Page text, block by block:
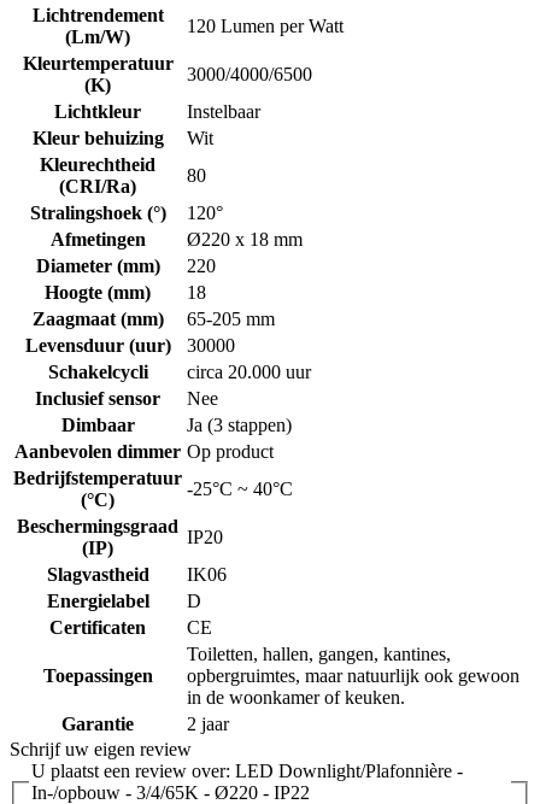
Lichtrendement
(Lm/W)
120 Lumen per Watt
Kleurtemperatuur
(K)
3000/4000/6500
Lichtkleur
Instelbaar
Kleur behuizing
Wit
Kleurechtheid
(CRI/Ra)
80
Stralingshoek (°)
120°
Afmetingen
Ø220 x 18 mm
Diameter (mm)
220
Hoogte (mm)
18
Zaagmaat (mm)
65-205 mm
Levensduur (uur)
30000
Schakelcycli
circa 20.000 uur
Inclusief sensor
Nee
Dimbaar
Ja (3 stappen)
Aanbevolen dimmer Op product
Bedrijfstemperatuur
(°C)
-25°C ~ 40°C
Beschermingsgraad
(IP)
IP20
Slagvastheid
IK06
Energielabel
D
Certificaten
CE
Toepassingen
Toiletten, hallen, gangen, kantines,
opbergruimtes, maar natuurlijk ook gewoon
in de woonkamer of keuken.
Garantie
2 jaar
Schrijf uw eigen review
U plaatst een review over: LED Downlight/Plafonnière -
In-/opbouw - 3/4/65K - Ø220 - IP22